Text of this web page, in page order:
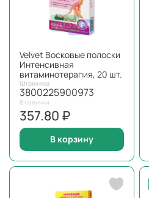
Velvet Восковые полоски
Интенсивная
витаминотерапия, 20 шт.
Штрихкод
3800225900973
В наличии
357.80 ₽
В корзину